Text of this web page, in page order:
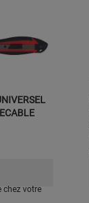
chez votre